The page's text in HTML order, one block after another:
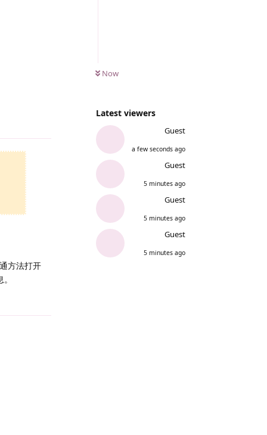
Now
Latest viewers
Guest
a few seconds ago
Guest
5 minutes ago
Guest
5 minutes ago
Guest
5 minutes ago
方法打开